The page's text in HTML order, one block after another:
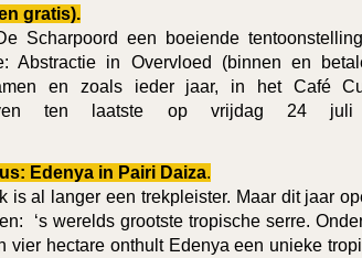
gratis).
Scharpoord een boeiende
Abstractie in Overvloed (binnen en
en zoals ieder jaar, in het Café
ten laatste op vrijdag 24
Edenya in Pairi Daiza.
is al langer een trekpleister. Maar dit jaar
‘s werelds grootste tropische serre.
vier hectare onthult Edenya een unieke